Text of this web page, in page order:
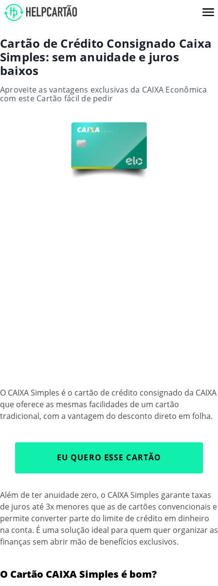
Cartão de Crédito Consignado Caixa
Simples: sem anuidade e juros
baixos
Aproveite as vantagens exclusivas da CAIXA Econômica
com este Cartão fácil de pedir
O CAIXA Simples é o cartão de crédito consignado da CAIXA
que oferece as mesmas facilidades de um cartão
tradicional, com a vantagem do desconto direto em folha.
EU QUERO ESSE CARTÃO
Além de ter anuidade zero, o CAIXA Simples garante taxas
de juros até 3x menores que as de cartões convencionais e
permite converter parte do limite de crédito em dinheiro
na conta. É uma solução ideal para quem quer organizar as
finanças sem abrir mão de benefícios exclusivos.
O Cartão CAIXA Simples é bom?